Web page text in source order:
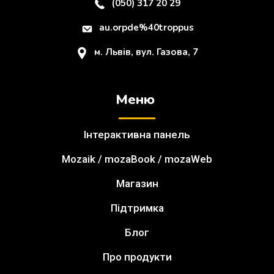
(050) 317 20 29
au.orpde%40troppus
м. Львів, вул. Газова, 7
Меню
Інтерактивна панель
Mozaik / mozaBook / mozaWeb
Магазин
Підтримка
Блог
Про продукти